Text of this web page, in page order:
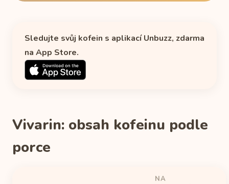
Sledujte svůj kofein s aplikací Unbuzz, zdarma
na App Store.
Vivarin: obsah kofeinu podle
porce
NA